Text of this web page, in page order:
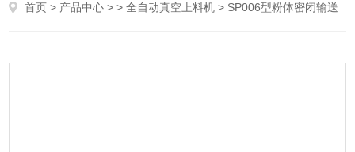
首页 > 产品中心 > >全自动真空上料机 > SP006型粉体密闭输送